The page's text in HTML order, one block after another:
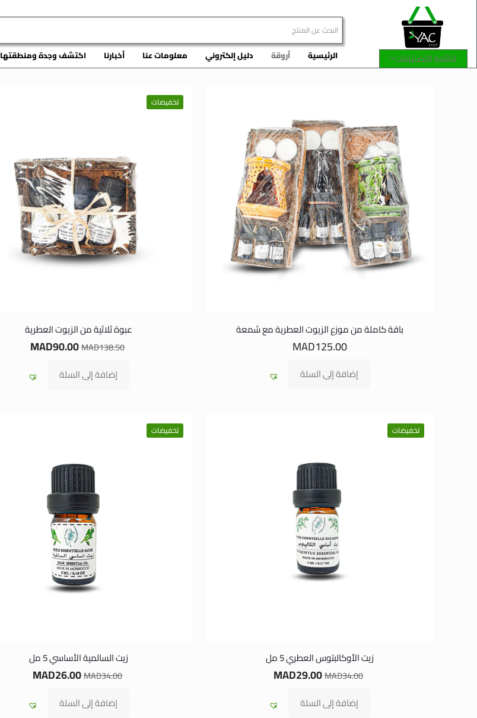
قائمة التصنيفات الرئيسية أروقة دليل إلكتروني معلومات عنا أخبارنا اكتشف وجدة ومنطقتها
باقة كاملة من موزع الزيوت العطرية مع شمعة
MAD125.00
إضافة إلى السلة
تخفيضات
عبوة ثلاثية من الزيوت العطرية
MAD138.50
MAD90.00
إضافة إلى السلة
تخفيضات
زيت الأوكالبتوس العطري 5 مل
MAD34.00
MAD29.00
إضافة إلى السلة
تخفيضات
زيت السالمية الأساسي 5 مل
MAD34.00
MAD26.00
إضافة إلى السلة